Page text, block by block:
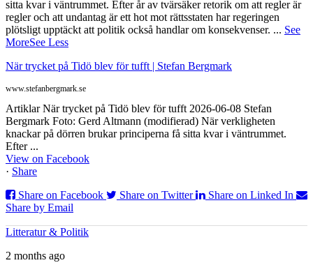
sitta kvar i väntrummet. Efter år av tvärsäker retorik om att regler är
regler och att undantag är ett hot mot rättsstaten har regeringen
plötsligt upptäckt att politik också handlar om konsekvenser. ... See
MoreSee Less
När trycket på Tidö blev för tufft | Stefan Bergmark
www.stefanbergmark.se
Artiklar När trycket på Tidö blev för tufft 2026-06-08 Stefan
Bergmark Foto: Gerd Altmann (modifierad) När verkligheten
knackar på dörren brukar principerna få sitta kvar i väntrummet.
Efter ...
View on Facebook
· Share
Share on Facebook
Share on Twitter
Share on Linked In
Share by Email
Litteratur & Politik
2 months ago